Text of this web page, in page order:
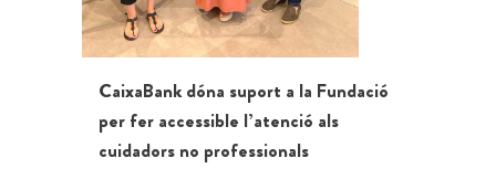
CaixaBank dóna suport a la Fundació
per fer accessible l’atenció als
cuidadors no professionals